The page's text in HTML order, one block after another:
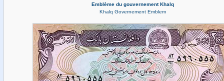
Emblème du gouvernement Khalq
Khalq Governement Emblem